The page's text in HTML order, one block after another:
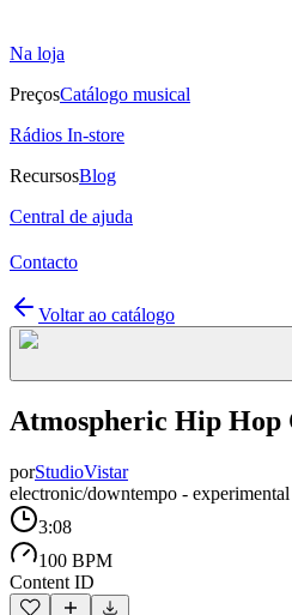
Na loja
PreçosCatálogo musical
Rádios In-store
RecursosBlog
Central de ajuda
Contacto
Voltar ao catálogo
Atmospheric Hip Hop
porStudioVistar
electronic/downtempo - experimental
3:08
100 BPM
Content ID